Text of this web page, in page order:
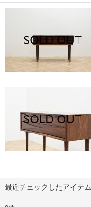
最近チェックしたアイテム